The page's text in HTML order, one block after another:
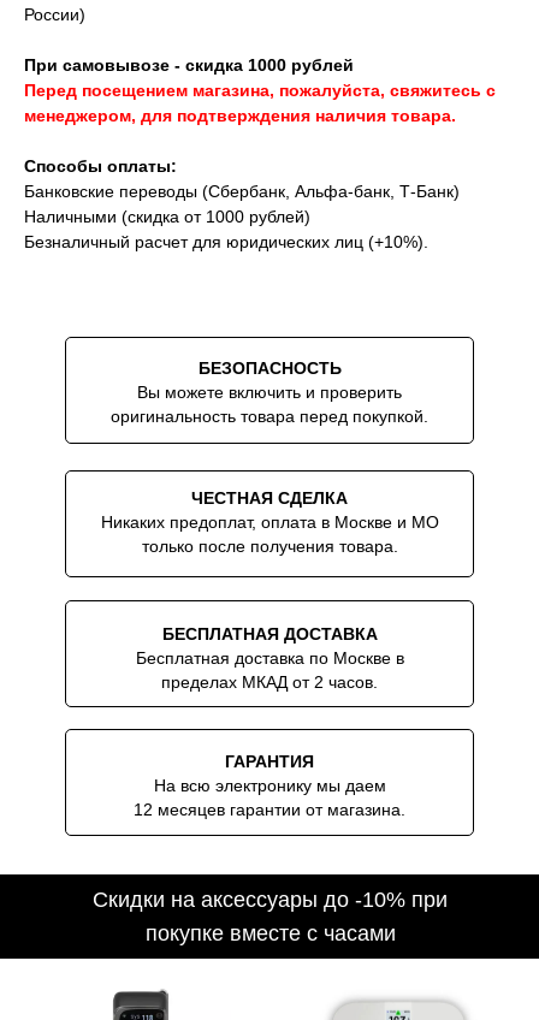
России)
При самовывозе - скидка 1000 рублей
Перед посещением магазина, пожалуйста, свяжитесь с
менеджером, для подтверждения наличия товара.
Способы оплаты:
Банковские переводы (Сбербанк, Альфа-банк, Т-Банк)
Наличными (скидка от 1000 рублей)
Безналичный расчет для юридических лиц (+10%).
БЕЗОПАСНОСТЬ
Вы можете включить и проверить
оригинальность товара перед покупкой.
ГАРАНТИЯ
На всю электронику мы даем
12 месяцев гарантии от магазина.
БЕСПЛАТНАЯ ДОСТАВКА
Бесплатная доставка по Москве в
пределах МКАД от 2 часов.
ЧЕСТНАЯ СДЕЛКА
Никаких предоплат, оплата в Москве и МО
только после получения товара.
Скидки на аксессуары до -10% при
покупке вместе с часами